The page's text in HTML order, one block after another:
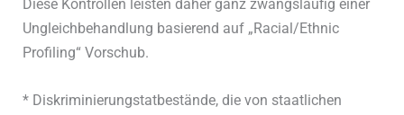
Diese Kontrollen leisten daher ganz zwangsläufig einer
Ungleichbehandlung basierend auf „Racial/Ethnic
Profiling“ Vorschub.
* Diskriminierungstatbestände, die von staatlichen